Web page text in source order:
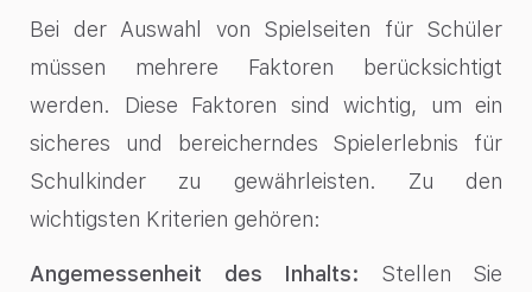
Bei der Auswahl von Spielseiten für Schüler
müssen mehrere Faktoren berücksichtigt
werden. Diese Faktoren sind wichtig, um ein
sicheres und bereicherndes Spielerlebnis für
Schulkinder zu gewährleisten. Zu den
wichtigsten Kriterien gehören:
Angemessenheit des Inhalts: Stellen Sie